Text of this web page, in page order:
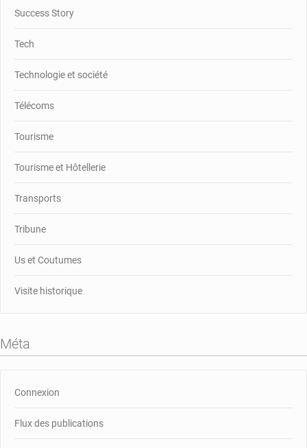
Success Story
Tech
Technologie et société
Télécoms
Tourisme
Tourisme et Hôtellerie
Transports
Tribune
Us et Coutumes
Visite historique
Méta
Connexion
Flux des publications